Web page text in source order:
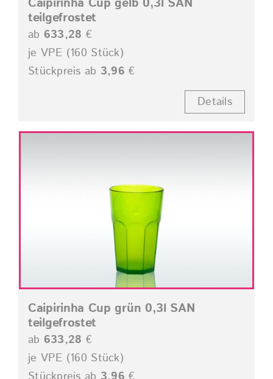
teilgefrostet
ab 633,28 €
je VPE (160 Stück)
Stückpreis ab 3,96 €
Details
Caipirinha Cup grün 0,3l SAN
teilgefrostet
ab 633,28 €
je VPE (160 Stück)